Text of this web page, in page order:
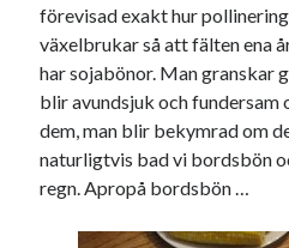
förevisad exakt hur
växelbrukar så att fälten ena
har sojabönor. Man granskar
blir avundsjuk och
dem, man blir bekymrad om
naturligtvis bad vi bordsbön
regn. Apropå bordsbön …